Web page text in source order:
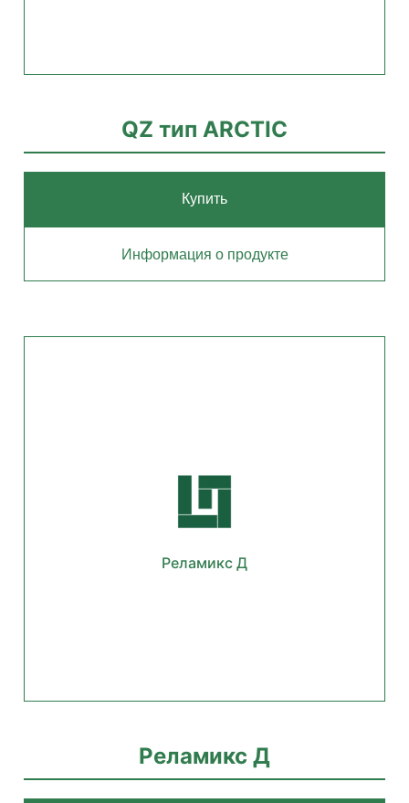
QZ тип ARCTIC
Купить
Информация о продукте
Реламикс Д
Реламикс Д